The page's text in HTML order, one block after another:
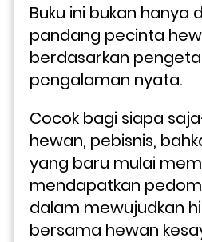
Buku ini bukan hanya
pandang pecinta
berdasarkan
pengalaman nyata.
Cocok bagi siapa
hewan, pebisnis,
yang baru mulai
mendapatkan
dalam mewujudkan
bersama hewan